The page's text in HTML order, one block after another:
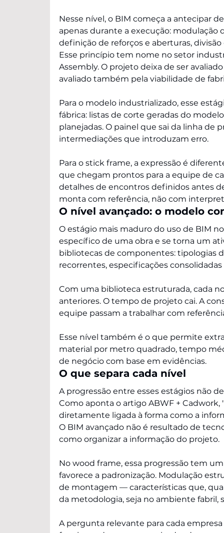
Nesse nível, o BIM começa a antecipar
apenas durante a execução:
definição de reforços e aberturas,
Esse princípio tem nome no setor
Assembly. O projeto deixa de ser
avaliado também pela viabilidade de
Para o modelo industrializado, esse
fábrica: listas de corte geradas do
planejadas. O painel que sai da linha de
intermediações que introduzam erro.
Para o stick frame, a expressão é
que chegam prontos para a equipe de
detalhes de encontros definidos antes
monta com referência, não com
O nível avançado: o modelo
O estágio mais maduro do uso de BIM
específico de uma obra e se torna um
bibliotecas de componentes: tipologias
recorrentes, especificações
Com uma biblioteca estruturada, cada
anteriores. O tempo de projeto cai. A
equipe passam a trabalhar com
Esse nível também é o que permite
material por metro quadrado, tempo
de negócio com base em evidências.
O que separa cada nível
A progressão entre esses estágios não
Como aponta o artigo ABWF +
diretamente ligada à forma como a
O BIM avançado não é resultado de
como organizar a informação do projeto.
No wood frame, essa progressão tem
favorece a padronização. Modulação
de montagem — características que,
da metodologia, seja no ambiente fabril,
A pergunta relevante para cada